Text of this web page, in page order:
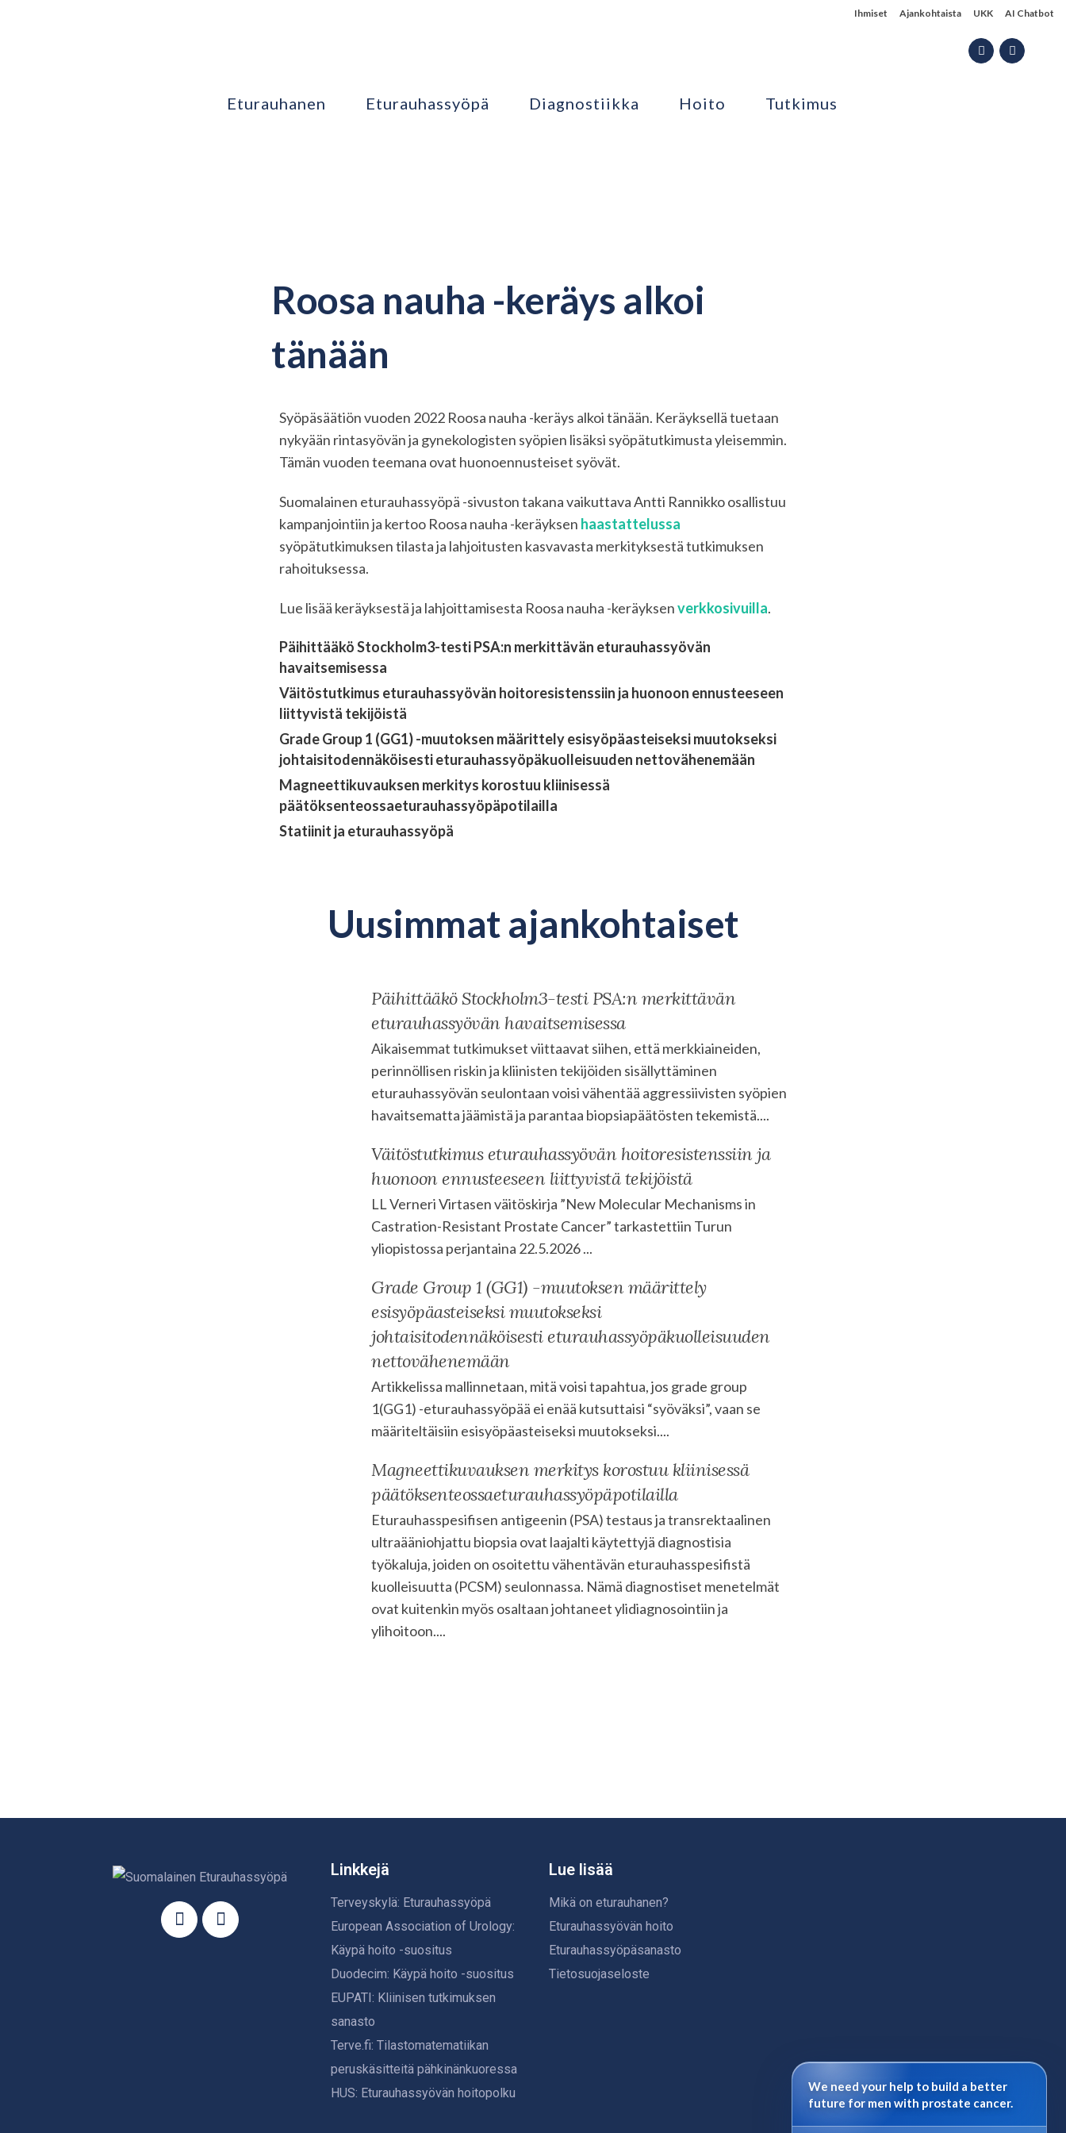
Ihmiset Ajankohtaista UKK AI Chatbot
Eturauhanen Eturauhassyöpä Diagnostiikka Hoito Tutkimus
Roosa nauha -keräys alkoi
tänään
Syöpäsäätiön vuoden 2022 Roosa nauha -keräys alkoi tänään. Keräyksellä tuetaan
nykyään rintasyövän ja gynekologisten syöpien lisäksi syöpätutkimusta yleisemmin.
Tämän vuoden teemana ovat huonoennusteiset syövät.
Suomalainen eturauhassyöpä -sivuston takana vaikuttava Antti Rannikko osallistuu
kampanjointiin ja kertoo Roosa nauha -keräyksen haastattelussa
syöpätutkimuksen tilasta ja lahjoitusten kasvavasta merkityksestä tutkimuksen
rahoituksessa.
Lue lisää keräyksestä ja lahjoittamisesta Roosa nauha -keräyksenverkkosivuilla.
Päihittääkö Stockholm3-testi PSA:n merkittävän eturauhassyövän
havaitsemisessa
Väitöstutkimus eturauhassyövän hoitoresistenssiin ja huonoon ennusteeseen
liittyvistä tekijöistä
Grade Group 1 (GG1) -muutoksen määrittely esisyöpäasteiseksi muutokseksi
johtaisitodennäköisesti eturauhassyöpäkuolleisuuden nettovähenemään
Magneettikuvauksen merkitys korostuu kliinisessä
päätöksenteossaeturauhassyöpäpotilailla
Statiinit ja eturauhassyöpä
Uusimmat ajankohtaiset
Päihittääkö Stockholm3-testi PSA:n merkittävän
eturauhassyövän havaitsemisessa
Aikaisemmat tutkimukset viittaavat siihen, että merkkiaineiden,
perinnöllisen riskin ja kliinisten tekijöiden sisällyttäminen
eturauhassyövän seulontaan voisi vähentää aggressiivisten syöpien
havaitsematta jäämistä ja parantaa biopsiapäätösten tekemistä....
Väitöstutkimus eturauhassyövän hoitoresistenssiin ja
huonoon ennusteeseen liittyvistä tekijöistä
LL Verneri Virtasen väitöskirja ”New Molecular Mechanisms in
Castration-Resistant Prostate Cancer” tarkastettiin Turun
yliopistossa perjantaina 22.5.2026 ...
Grade Group 1 (GG1) -muutoksen määrittely
esisyöpäasteiseksi muutokseksi
johtaisitodennäköisesti eturauhassyöpäkuolleisuuden
nettovähenemään
Artikkelissa mallinnetaan, mitä voisi tapahtua, jos grade group
1(GG1) -eturauhassyöpää ei enää kutsuttaisi “syöväksi”, vaan se
määriteltäisiin esisyöpäasteiseksi muutokseksi....
Magneettikuvauksen merkitys korostuu kliinisessä
päätöksenteossaeturauhassyöpäpotilailla
Eturauhasspesifisen antigeenin (PSA) testaus ja transrektaalinen
ultraääniohjattu biopsia ovat laajalti käytettyjä diagnostisia
työkaluja, joiden on osoitettu vähentävän eturauhasspesifistä
kuolleisuutta (PCSM) seulonnassa. Nämä diagnostiset menetelmät
ovat kuitenkin myös osaltaan johtaneet ylidiagnosointiin ja
ylihoitoon....
Linkkejä
Terveyskylä: Eturauhassyöpä
European Association of Urology:
Käypä hoito -suositus
Duodecim: Käypä hoito -suositus
EUPATI: Kliinisen tutkimuksen
sanasto
Terve.fi: Tilastomatematiikan
peruskäsitteitä pähkinänkuoressa
HUS: Eturauhassyövän hoitopolku
Lue lisää
Mikä on eturauhanen?
Eturauhassyövän hoito
Eturauhassyöpäsanasto
Tietosuojaseloste
We need your help to build a better
future for men with prostate cancer.